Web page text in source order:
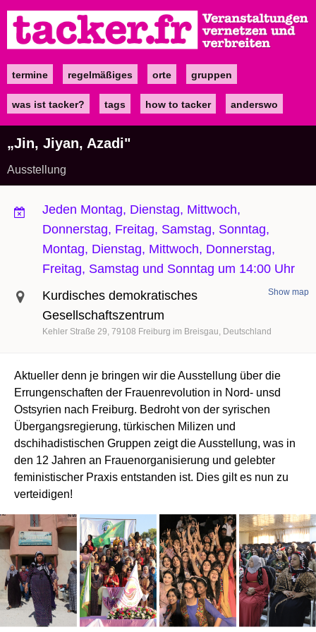
zum
Inhalt
Maintermine regelmäßiges orte gruppen
was ist tacker? tags how to tacker anderswo
„Jin, Jiyan, Azadi"
Ausstellung
Jeden Montag, Dienstag, Mittwoch,
Donnerstag, Freitag, Samstag, Sonntag,
Montag, Dienstag, Mittwoch, Donnerstag,
Freitag, Samstag und Sonntag um 14:00 Uhr
Kurdisches demokratisches
Gesellschaftszentrum
Kehler Straße 29 79108 Freiburg im Breisgau Deutschland
Show map
Aktueller denn je bringen wir die Ausstellung über die
Errungenschaften der Frauenrevolution in Nord- unsd
Ostsyrien nach Freiburg. Bedroht von der syrischen
Übergangsregierung, türkischen Milizen und
dschihadistischen Gruppen zeigt die Ausstellung, was in
den 12 Jahren an Frauenorganisierung und gelebter
feministischer Praxis entstanden ist. Dies gilt es nun zu
verteidigen!